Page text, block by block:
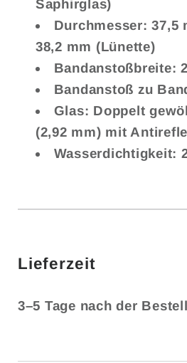
Saphirglas)
Durchmesser: 37,5
38,2 mm (Lünette)
Bandanstoßbreite:
Bandanstoß zu
Glas: Doppelt
(2,92 mm) mit
Wasserdichtigkeit:
Lieferzeit
3–5 Tage nach der